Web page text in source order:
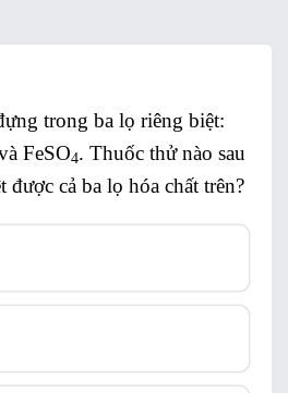
trong ba lọ riêng biệt:
FeSO4. Thuốc thử nào sau
được cả ba lọ hóa chất trên?